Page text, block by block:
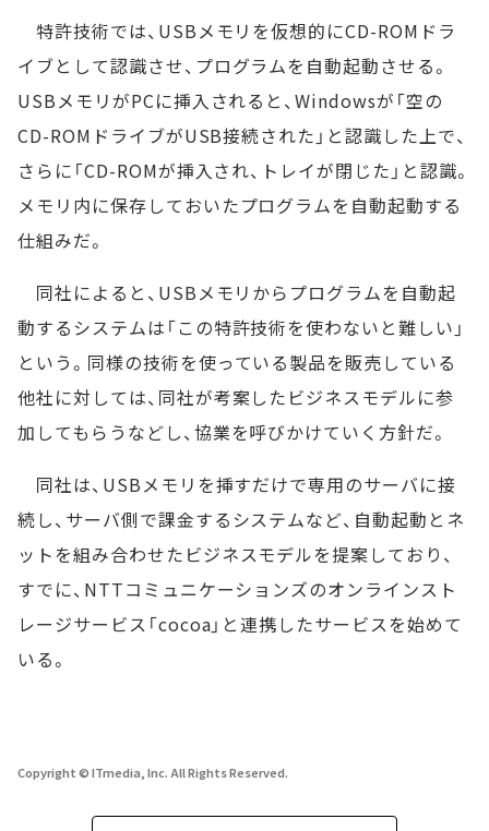
特許技術では、USBメモリを仮想的にCD-ROMドラ
イブとして認識させ、プログラムを自動起動させる。
USBメモリがPCに挿入されると、Windowsが「空の
CD-ROMドライブがUSB接続された」と認識した上で、
さらに「CD-ROMが挿入され、トレイが閉じた」と認識。
メモリ内に保存しておいたプログラムを自動起動する
仕組みだ。
同社によると、USBメモリからプログラムを自動起
動するシステムは「この特許技術を使わないと難しい」
という。同様の技術を使っている製品を販売している
他社に対しては、同社が考案したビジネスモデルに参
加してもらうなどし、協業を呼びかけていく方針だ。
同社は、USBメモリを挿すだけで専用のサーバに接
続し、サーバ側で課金するシステムなど、自動起動とネ
ットを組み合わせたビジネスモデルを提案しており、
すでに、NTTコミュニケーションズのオンラインスト
レージサービス「cocoa」と連携したサービスを始めて
いる。
Copyright © ITmedia, Inc. All Rights Reserved.